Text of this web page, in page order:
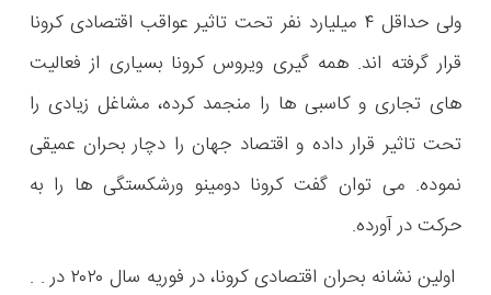
ولی حداقل ۴ میلیارد نفر تحت تاثیر عواقب اقتصادی کرونا
قرار گرفته اند. همه گیری ویروس کرونا بسیاری از فعالیت
های تجاری و کاسبی ها را منجمد کرده، مشاغل زیادی را
تحت تاثیر قرار داده و اقتصاد جهان را دچار بحران عمیقی
نموده. می توان گفت کرونا دومینو ورشکستگی ها را به
حرکت در آورده.
اولین نشانه بحران اقتصادی کرونا، در فوریه سال ۲۰۲۰ در . .